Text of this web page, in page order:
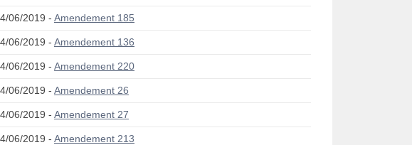
06/2019 - Amendement 185
06/2019 - Amendement 136
06/2019 - Amendement 220
06/2019 - Amendement 26
06/2019 - Amendement 27
06/2019 - Amendement 213